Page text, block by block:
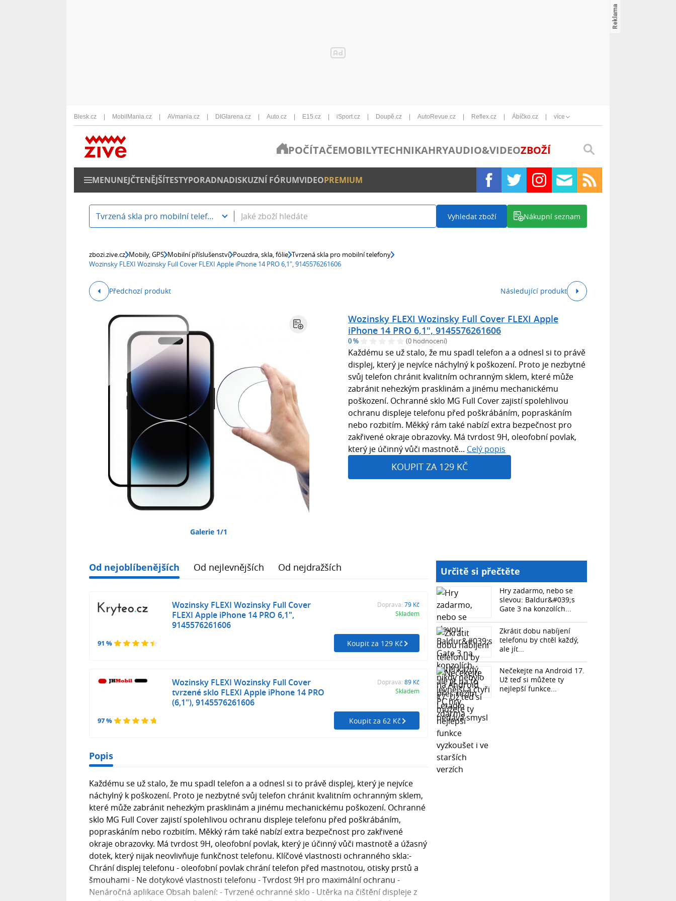
Blesk.cz MobilMania.cz AVmania.cz DIGIarena.cz Auto.cz E15.cz iSport.cz Doupě.cz AutoRevue.cz Reflex.cz Ábíčko.cz více
POČÍTAČEMOBILYTECHNIKAHRYAUDIO&VIDEOZBOŽÍ
MENUNEJČTENĚJŠÍTESTYPORADNADISKUZNÍ FÓRUMVIDEOPREMIUM
Tvrzená skla pro mobilní telefony Vyhledat zboží Nákupní seznam
zbozi.zive.cz Mobily, GPS Mobilní příslušenství Pouzdra, skla, fólie Tvrzená skla pro mobilní telefony
Wozinsky FLEXI Wozinsky Full Cover FLEXI Apple iPhone 14 PRO 6,1", 9145576261606
Předchozí produkt Následující produkt
Galerie 1/1
Wozinsky FLEXI Wozinsky Full Cover FLEXI Apple
iPhone 14 PRO 6,1", 9145576261606
0 % (0 hodnocení)
Každému se už stalo, že mu spadl telefon a a odnesl si to právě
displej, který je nejvíce náchylný k poškození. Proto je nezbytné
svůj telefon chránit kvalitním ochranným sklem, které může
zabránit nehezkým prasklinám a jinému mechanickému
poškození. Ochranné sklo MG Full Cover zajistí spolehlivou
ochranu displeje telefonu před poškrábáním, popraskáním
nebo rozbitím. Měkký rám také nabízí extra bezpečnost pro
zakřivené okraje obrazovky. Má tvrdost 9H, oleofobní povlak,
který je účinný vůči mastnotě... Celý popis
KOUPIT ZA 129 KČ
Od nejoblíbenějších Od nejlevnějších Od nejdražších
91 %
Wozinsky FLEXI Wozinsky Full Cover
FLEXI Apple iPhone 14 PRO 6,1",
9145576261606
Doprava: 79 Kč
Skladem
Koupit za 129 Kč
97 %
Wozinsky FLEXI Wozinsky Full Cover
tvrzené sklo FLEXI Apple iPhone 14 PRO
(6,1"), 9145576261606
Doprava: 89 Kč
Skladem
Koupit za 62 Kč
Popis
Každému se už stalo, že mu spadl telefon a a odnesl si to právě displej, který je nejvíce
náchylný k poškození. Proto je nezbytné svůj telefon chránit kvalitním ochranným sklem,
které může zabránit nehezkým prasklinám a jinému mechanickému poškození. Ochranné
sklo MG Full Cover zajistí spolehlivou ochranu displeje telefonu před poškrábáním,
popraskáním nebo rozbitím. Měkký rám také nabízí extra bezpečnost pro zakřivené
okraje obrazovky. Má tvrdost 9H, oleofobní povlak, který je účinný vůči mastnotě a úžasný
dotek, který nijak neovlivňuje funkčnost telefonu. Klíčové vlastnosti ochranného skla:-
Chrání displej telefonu - oleofobní povlak chrání telefon před mastnotou, otisky prstů a
šmouhami - Ne dotykové vlastnosti telefonu - Tvrdost 9H pro maximální ochranu -
Nenáročná aplikace Obsah balení: - Tvrzené ochranné sklo - Utěrka na čištění displeje z
Určitě si přečtěte
Hry zadarmo, nebo se
slevou: Baldur&#039;s
Gate 3 na konzolích...
Zkrátit dobu nabíjení
telefonu by chtěl každý,
ale jít...
Nečekejte na Android 17.
Už teď si můžete ty
nejlepší funkce...